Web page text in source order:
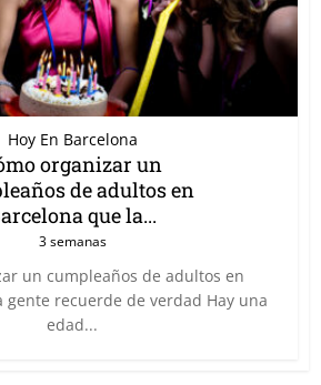
Hoy En Barcelona
organizar un
de adultos en
que la...
3 semanas
un cumpleaños de adultos en
gente recuerde de verdad Hay una
edad...